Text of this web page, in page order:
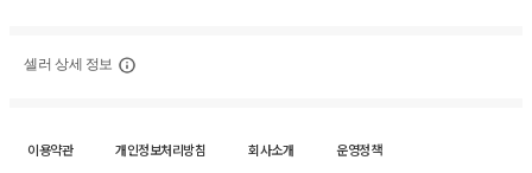
셀러 상세 정보
이용약관 개인정보처리방침 회사소개
운영정책